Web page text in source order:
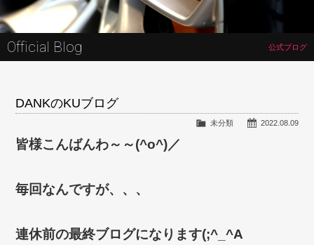
Official Blog 公式ブログ
DANKのKUブログ
2022.08.09
未分類
皆様こんばんわ～～(^o^)／
毎回なんですが、、、
連休前の最終ブログになります(;^_^A